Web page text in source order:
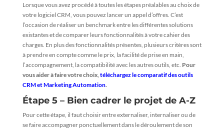
Lorsque vous avez procédé à toutes les étapes préalables au choix de
votre logiciel CRM, vous pouvez lancer un appel d’offres. C’est
l’occasion de réaliser un benchmark entre les différentes solutions
existantes et de comparer leurs fonctionnalités à votre cahier des
charges. En plus des fonctionnalités présentes, plusieurs critères sont
à prendre en compte comme le prix, la facilité de prise en main,
l’accompagnement, la compatibilité avec les autres outils, etc. Pour
vous aider à faire votre choix, téléchargez le comparatif des outils
CRM et Marketing Automation.
Étape 5 – Bien cadrer le projet de A-Z
Pour cette étape, il faut choisir entre externaliser, internaliser ou de
se faire accompagner ponctuellement dans le déroulement de son